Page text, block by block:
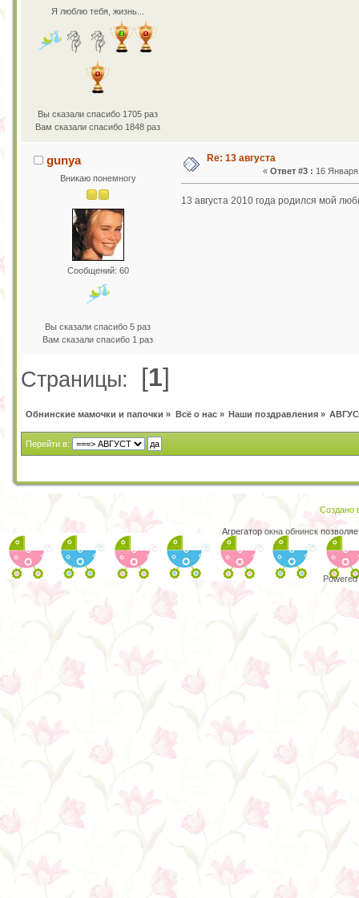
Я люблю тебя, жизнь...
Вы сказали спасибо 1705 раз
Вам сказали спасибо 1848 раз
gunya
Вникаю понемногу
Сообщений: 60
Вы сказали спасибо 5 раз
Вам сказали спасибо 1 раз
Re: 13 августа
«Ответ #3 : 16
13 августа 2010 года родился мой
Страницы: [1]
Обнинские мамочки и папочки » Всё о нас» Наши поздравления»
Перейти в:
Создано
Агрегаторокна обнинск